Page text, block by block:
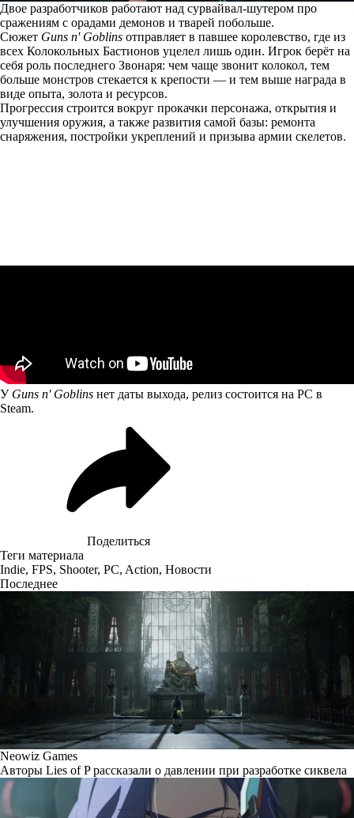
Двое разработчиков работают над сурвайвал-шутером про
сражениям с орадами демонов и тварей побольше.
Сюжет Guns n' Goblins отправляет в павшее королевство, где из
всех Колокольных Бастионов уцелел лишь один. Игрок берёт на
себя роль последнего Звонаря: чем чаще звонит колокол, тем
больше монстров стекается к крепости — и тем выше награда в
виде опыта, золота и ресурсов.
Прогрессия строится вокруг прокачки персонажа, открытия и
улучшения оружия, а также развития самой базы: ремонта
снаряжения, постройки укреплений и призыва армии скелетов.
У Guns n' Goblins нет даты выхода, релиз состоится на PC в
Steam.
Поделиться
Теги материала
Indie, FPS, Shooter, PC, Action, Новости
Последнее
Neowiz Games
Авторы Lies of P рассказали о давлении при разработке сиквела